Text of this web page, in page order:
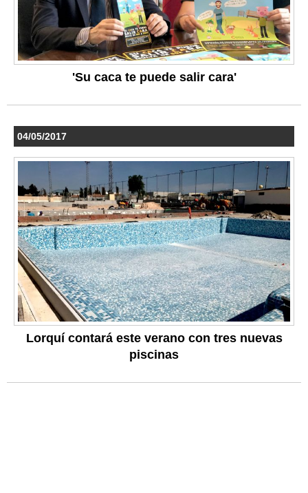
'Su caca te puede salir cara'
04/05/2017
Lorquí contará este verano con tres nuevas
piscinas